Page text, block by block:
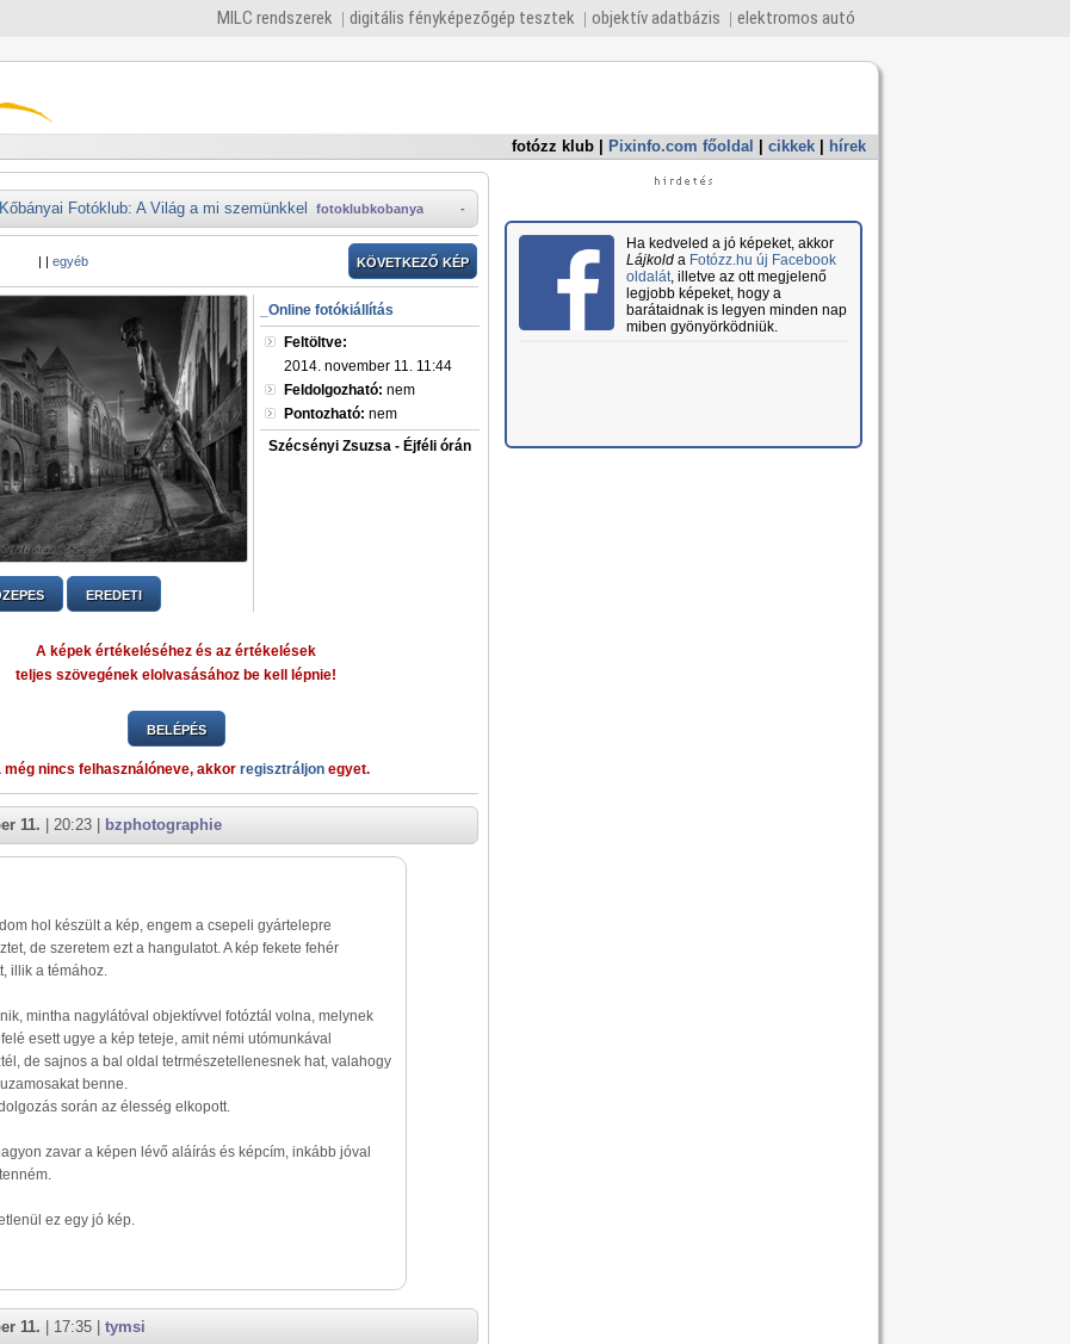
MILC rendszerek digitális fényképezőgép tesztek objektív adatbázis elektromos autó
fotózz klub Pixinfo.com főoldal cikkek hírek
-
fotoklubkobanya
Kőbányai Fotóklub: A Világ a mi szemünkkel
| | egyéb KÖVETKEZŐ KÉP
EREDETI
_Online fotókiállítás
Feltöltve:
2014. november 11. 11:44
Feldolgozható: nem
Pontozható: nem
Szécsényi Zsuzsa - Éjféli órán
A képek értékeléséhez és az értékelések
teljes szövegének elolvasásához be kell lépnie!
BELÉPÉS
még nincs felhasználóneve, akkor regisztráljon egyet.
11. | 20:23 | bzphotographie
hol készült a kép, engem a csepeli gyártelepre
de szeretem ezt a hangulatot. A kép fekete fehér
illik a témához.
mintha nagylátóval objektívvel fotóztál volna, melynek
esett ugye a kép teteje, amit némi utómunkával
de sajnos a bal oldal tetrmészetellenesnek hat, valahogy
benne.
során az élesség elkopott.
zavar a képen lévő aláírás és képcím, inkább jóval
ez egy jó kép.
11. | 17:35 | tymsi
Ha kedveled a jó képeket, akkor
Lájkolda Fotózz.hu új Facebook
oldalát, illetve az ott megjelenő
legjobb képeket, hogy a
barátaidnak is legyen minden nap
miben gyönyörködniük.